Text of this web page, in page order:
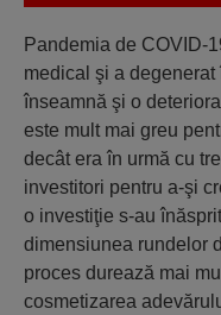
Pandemia de COVID-
medical şi a
înseamnă şi o
este mult mai greu
decât era în urmă cu
investitori pentru a-şi
o investiţie s-au
dimensiunea rundelor
proces durează mai
cosmetizarea